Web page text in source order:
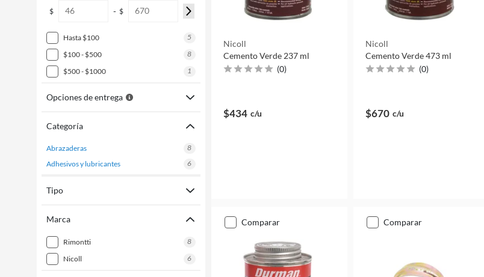
$ - $
hasta $100
5
$100 - $500
8
$500 - $1000
1
Opciones de entrega
Categoría
abrazaderas
8
adhesivos y lubricantes
6
Tipo
Marca
rimontti
8
nicoll
6
Nicoll
Cemento Verde 237 ml
(0)
$434 c/u
Nicoll
Cemento Verde 473 ml
(0)
$670 c/u
comparar comparar